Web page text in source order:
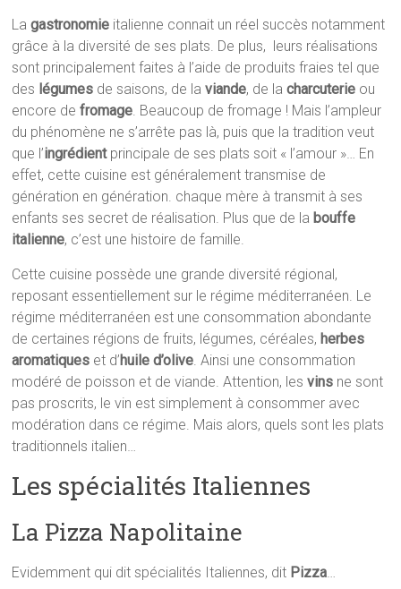
La gastronomie italienne connait un réel succès notamment
grâce à la diversité de ses plats. De plus, leurs réalisations
sont principalement faites à l’aide de produits fraies tel que
des légumes de saisons, de laviande, de la charcuterie ou
encore defromage. Beaucoup de fromage ! Mais l’ampleur
du phénomène ne s’arrête pas là, puis que la tradition veut
que l’ingrédientprincipale de ses plats soit « l’amour »… En
effet, cette cuisine est généralement transmise de
génération en génération. chaque mère à transmit à ses
enfants ses secret de réalisation. Plus que de la bouffe
italienne, c’est une histoire de famille.
Cette cuisine possède une grande diversité régional,
reposant essentiellement sur le régime méditerranéen. Le
régime méditerranéen est une consommation abondante
de certaines régions de fruits, légumes, céréales, herbes
aromatiques et d’huile d’olive. Ainsi une consommation
modéré de poisson et de viande. Attention, les vins ne sont
pas proscrits, le vin est simplement à consommer avec
modération dans ce régime. Mais alors, quels sont les plats
traditionnels italien…
Les spécialités Italiennes
La Pizza Napolitaine
Evidemment qui dit spécialités Italiennes, dit Pizza…